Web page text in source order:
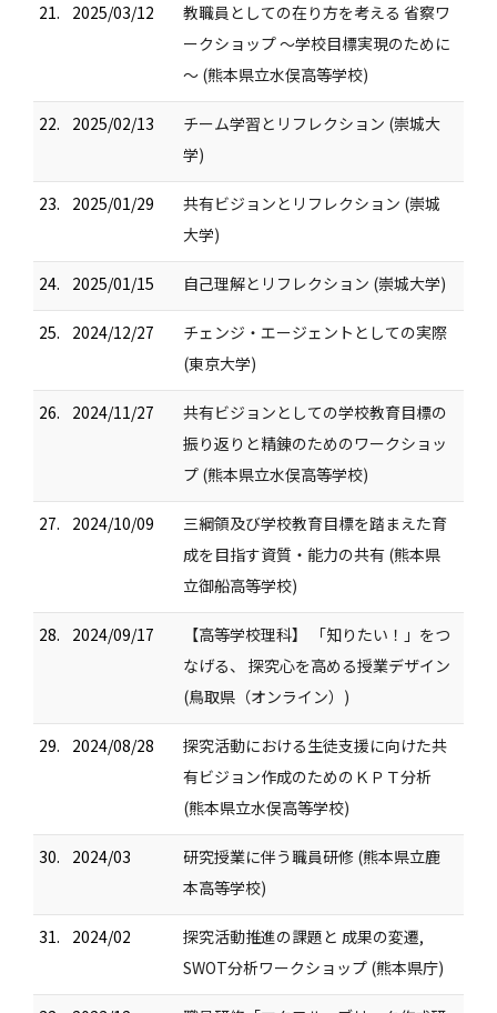
21. 2025/03/12
教職員としての在り方を考える 省察ワ
ークショップ ～学校目標実現のために
～ (熊本県立水俣高等学校)
22. 2025/02/13
チーム学習とリフレクション (崇城大
学)
23. 2025/01/29
共有ビジョンとリフレクション (崇城
大学)
24. 2025/01/15 自己理解とリフレクション (崇城大学)
25. 2024/12/27
チェンジ・エージェントとしての実際
(東京大学)
26. 2024/11/27
共有ビジョンとしての学校教育目標の
振り返りと精錬のためのワークショッ
プ (熊本県立水俣高等学校)
27. 2024/10/09
三綱領及び学校教育目標を踏まえた育
成を目指す資質・能力の共有 (熊本県
立御船高等学校)
28. 2024/09/17
【高等学校理科】 「知りたい！」をつ
なげる、 探究心を高める授業デザイン
(鳥取県（オンライン）)
29. 2024/08/28
探究活動における生徒支援に向けた共
有ビジョン作成のためのＫＰＴ分析
(熊本県立水俣高等学校)
30. 2024/03
研究授業に伴う職員研修 (熊本県立鹿
本高等学校)
31. 2024/02
探究活動推進の課題と 成果の変遷,
SWOT分析ワークショップ (熊本県庁)